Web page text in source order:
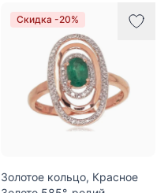
Скидка -20%
Золотое кольцо, Красное